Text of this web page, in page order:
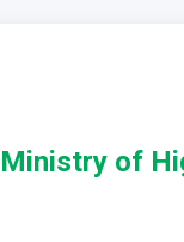
Ministry of